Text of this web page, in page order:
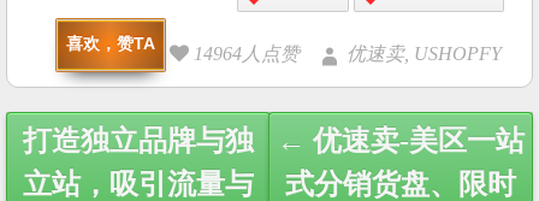
喜欢，赞TA 14964人点赞 优速卖, USHOPFY
Post
navigation
打造独立品牌与独
立站，吸引流量与
← 优速卖-美区一站
式分销货盘、限时